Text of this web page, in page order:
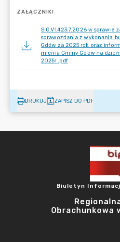
ZAŁĄCZNIKI
S.O.VI.423.7.2026 w sprawie
sprawozdania z wykonania
Gdów za 2025 rok oraz
mienia Gminy Gdów na dzień
2025r..pdf
DRUKUJ ZAPISZ DO PDF
Biuletyn
Obrachunkowa